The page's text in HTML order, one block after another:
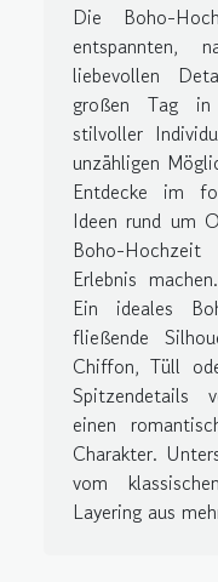
Die Boho-
entspannten,
liebevollen
großen Tag
stilvoller
unzähligen
Entdecke im
Ideen rund um
Boho-
Erlebnis
Ein ideales
fließende
Chiffon, Tüll
Spitzendetails
einen
Charakter.
vom
Layering aus